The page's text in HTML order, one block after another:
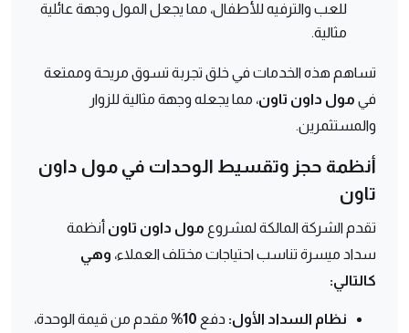
للعب والترفيه للأطفال، مما يجعل المول وجهة عائلية
مثالية.
تساهم هذه الخدمات في خلق تجربة تسوق مريحة وممتعة
في مول داون تاون، مما يجعله وجهة مثالية للزوار
والمستثمرين.
أنظمة حجز وتقسيط الوحدات في مول داون
تاون
تقدم الشركة المالكة لمشروع مول داون تاون أنظمة
سداد ميسرة تناسب احتياجات مختلف العملاء، وهي
كالتالي:
نظام السداد الأول: دفع 10%
مقدم من قيمة الوحدة،